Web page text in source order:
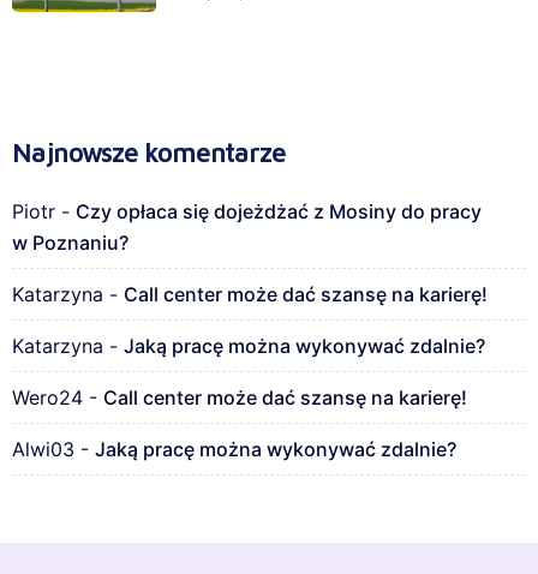
Najnowsze komentarze
Piotr - Czy opłaca się dojeżdżać z Mosiny do pracy
w Poznaniu?
Katarzyna - Call center może dać szansę na karierę!
Katarzyna - Jaką pracę można wykonywać zdalnie?
Wero24 - Call center może dać szansę na karierę!
Alwi03 - Jaką pracę można wykonywać zdalnie?